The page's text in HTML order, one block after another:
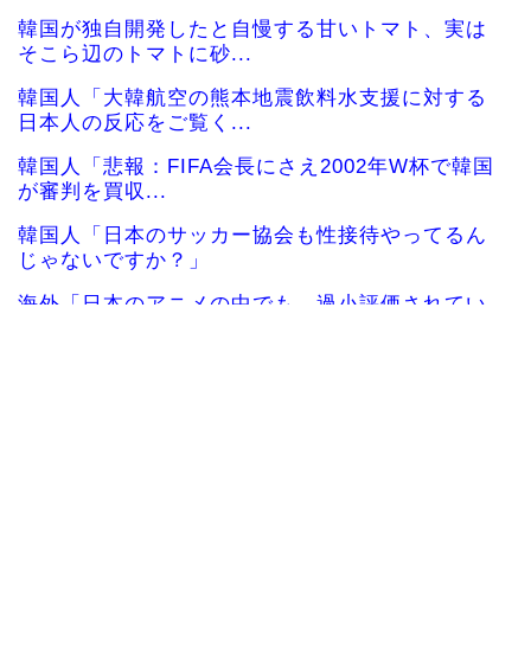
韓国が独自開発したと自慢する甘いトマト、実は
そこら辺のトマトに砂...
韓国人「大韓航空の熊本地震飲料水支援に対する
日本人の反応をご覧く...
韓国人「悲報：FIFA会長にさえ2002年W杯で韓国
が審判を買収...
韓国人「日本のサッカー協会も性接待やってるん
じゃないですか？」
海外「日本のアニメの中でも、過小評価されてい